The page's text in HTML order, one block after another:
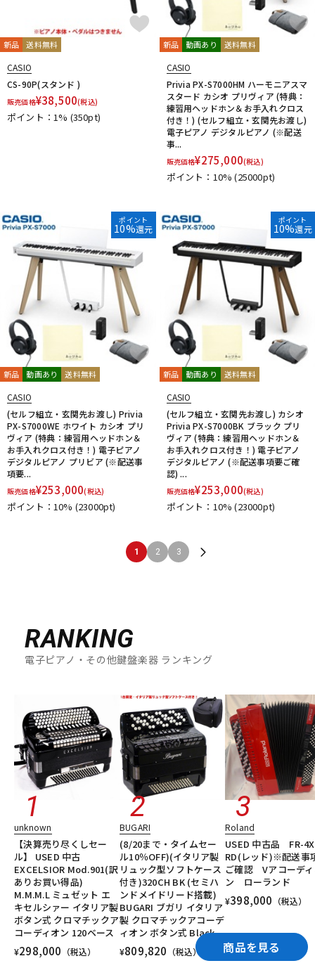
新品 送料無料
CASIO
CS-90P(スタンド )
販売価格¥38,500(税込)
ポイント：1% (350pt)
新品 動画あり 送料無料
CASIO
Privia PX-S7000HM ハーモニアスマ
スタード カシオ プリヴィア (特典：
練習用ヘッドホン＆お手入れクロス
付き！) (セルフ組立・玄関先お渡し)
電子ピアノ デジタルピアノ (※配送
事...
販売価格¥275,000(税込)
ポイント：10%(25000pt)
ポイント
10%還元
新品 動画あり 送料無料
CASIO
(セルフ組立・玄関先お渡し) Privia
PX-S7000WE ホワイト カシオ プリ
ヴィア (特典：練習用ヘッドホン＆
お手入れクロス付き！) 電子ピアノ
デジタルピアノ プリビア (※配送事
項要...
販売価格¥253,000(税込)
ポイント：10% (23000pt)
ポイント
10%還元
新品 動画あり 送料無料
CASIO
(セルフ組立・玄関先お渡し) カシオ
Privia PX-S7000BK ブラック プリ
ヴィア (特典：練習用ヘッドホン＆
お手入れクロス付き！) 電子ピアノ
デジタルピアノ (※配送事項要ご確
認) ...
販売価格¥253,000(税込)
ポイント：10%(23000pt)
1 2 3
RANKING
電子ピアノ・その他鍵盤楽器 ランキング
unknown
【決算売り尽くしセー
ル】 USED 中古
EXCELSIOR Mod.901(訳
ありお買い得品)
M.M.M.L ミュゼット エ
キセルシァー イタリア製
ボタン式 クロマチックア
コーディオン 120ベース
¥298,000 （税込）
BUGARI
(8/20まで・タイムセー
ル10％OFF)(イタリア製
リュック型ソフトケース
付き)320CH BK (セミハ
ンドメイドリード搭載)
BUGARI ブガリ イタリア
製 クロマチックアコーデ
ィオン ボタン式 Black
¥809,820 （税込）
Roland
USED 中古品 FR-
RD(レッド)※配送事
ご確認 Vアコーデ
ン ローランド
¥398,000 （税込）
商品を見る